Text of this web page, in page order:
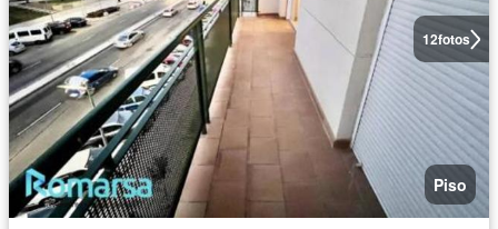
12fotos
Piso